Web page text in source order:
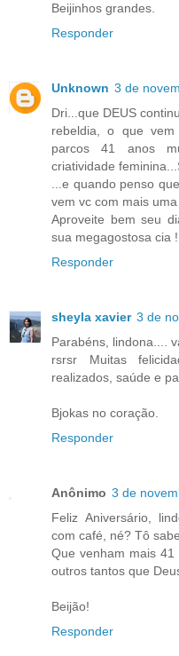
Beijinhos grandes.
Responder
Unknown 3 de
Dri...que DEUS
rebeldia, o que
parcos 41 anos
criatividade
...e quando penso
vem vc com mais
Aproveite bem seu
sua megagostosa cia
Responder
sheyla xavier 3 de
Parabéns, lindona....
rsrsr Muitas
realizados, saúde e
Bjokas no coração.
Responder
Anônimo 3 de
Feliz Aniversário,
com café, né? Tô
Que venham mais
outros tantos que
Beijão!
Responder